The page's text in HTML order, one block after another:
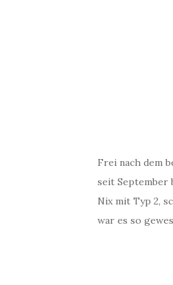
Frei nach dem
seit September
Nix mit Typ 2,
war es so